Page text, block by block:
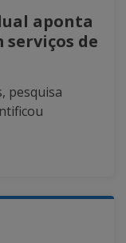
aponta
serviços de
pesquisa